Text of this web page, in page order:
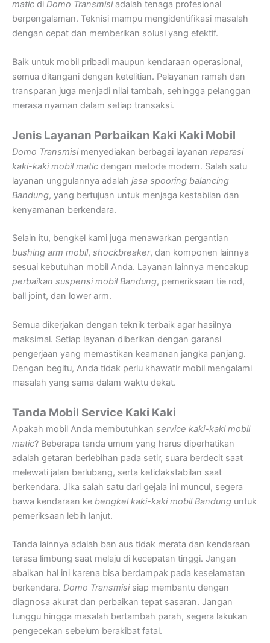
matic di Domo Transmisiadalah tenaga profesional
berpengalaman. Teknisi mampu mengidentifikasi masalah
dengan cepat dan memberikan solusi yang efektif.
Baik untuk mobil pribadi maupun kendaraan operasional,
semua ditangani dengan ketelitian. Pelayanan ramah dan
transparan juga menjadi nilai tambah, sehingga pelanggan
merasa nyaman dalam setiap transaksi.
Jenis Layanan Perbaikan Kaki Kaki Mobil
Domo Transmisimenyediakan berbagai layanan reparasi
kaki-kaki mobil matic dengan metode modern. Salah satu
layanan unggulannya adalah jasa spooring balancing
Bandung, yang bertujuan untuk menjaga kestabilan dan
kenyamanan berkendara.
Selain itu, bengkel kami juga menawarkan pergantian
bushing arm mobil, shockbreaker, dan komponen lainnya
sesuai kebutuhan mobil Anda. Layanan lainnya mencakup
perbaikan suspensi mobil Bandung, pemeriksaan tie rod,
ball joint, dan lower arm.
Semua dikerjakan dengan teknik terbaik agar hasilnya
maksimal. Setiap layanan diberikan dengan garansi
pengerjaan yang memastikan keamanan jangka panjang.
Dengan begitu, Anda tidak perlu khawatir mobil mengalami
masalah yang sama dalam waktu dekat.
Tanda Mobil Service Kaki Kaki
Apakah mobil Anda membutuhkan service kaki-kaki mobil
matic? Beberapa tanda umum yang harus diperhatikan
adalah getaran berlebihan pada setir, suara berdecit saat
melewati jalan berlubang, serta ketidakstabilan saat
berkendara. Jika salah satu dari gejala ini muncul, segera
bawa kendaraan ke bengkel kaki-kaki mobil Bandung untuk
pemeriksaan lebih lanjut.
Tanda lainnya adalah ban aus tidak merata dan kendaraan
terasa limbung saat melaju di kecepatan tinggi. Jangan
abaikan hal ini karena bisa berdampak pada keselamatan
berkendara. Domo Transmisisiap membantu dengan
diagnosa akurat dan perbaikan tepat sasaran. Jangan
tunggu hingga masalah bertambah parah, segera lakukan
pengecekan sebelum berakibat fatal.